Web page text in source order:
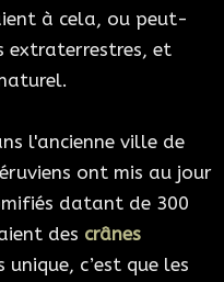
à cela, ou peut-
extraterrestres, et
l'ancienne ville de
ont mis au jour
datant de 300
des crânes
unique, c’est que les